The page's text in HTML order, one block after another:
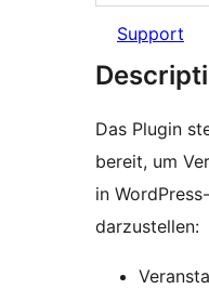
Support
Das Plugin
bereit, um
in
darzustellen: